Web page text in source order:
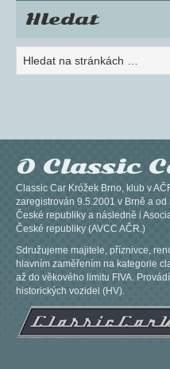
Hledat
O Classic
Classic Car Króžek Brno, klub v
zaregistrován 9.5.2001 v Brně a
České republiky a následně i
České republiky (AVCC AČR.)
Sdružujeme majitele, příznivce,
hlavním zaměřením na kategorie
až do věkového limitu FIVA.
historických vozidel (HV).